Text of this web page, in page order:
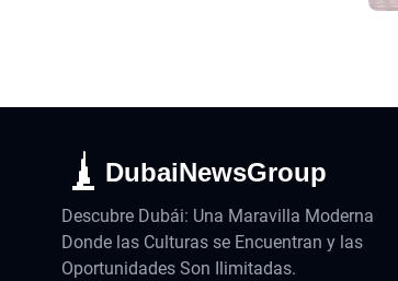
DubaiNewsGroup
Descubre Dubái: Una Maravilla Moderna
Donde las Culturas se Encuentran y las
Oportunidades Son Ilimitadas.